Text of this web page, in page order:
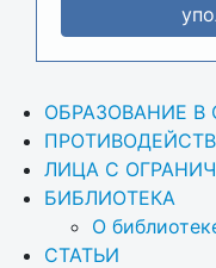
ОБРАЗОВАНИЕ В
ЛИЦА С
БИБЛИОТЕКА
О
СТАТЬИ